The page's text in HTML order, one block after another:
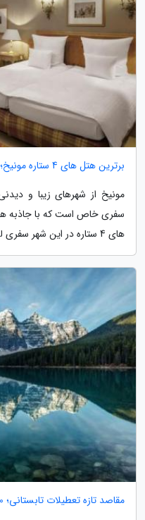
برترین هتل های 4 ستاره مونیخ؛ شهر کلیساها در آلمان
مونیخ از شهرهای زیبا و
سفری خاص است که با جاذبه
های 4 ستاره در این شهر سفری لوکس را تجربه خواهید کرد.
مقاصد تازه تعطیلات تابستانی؛ 20 دریاچه و کوهستان اروپایی